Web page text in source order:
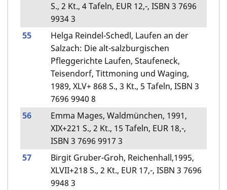
S., 2 Kt., 4 Tafeln, EUR 12,-, ISBN 3 7696
9934 3
55
Helga Reindel-Schedl, Laufen an der
Salzach: Die alt-salzburgischen
Pfleggerichte Laufen, Staufeneck,
Teisendorf, Tittmoning und Waging,
1989, XLV+ 868 S., 3 Kt., 5 Tafeln, ISBN 3
7696 9940 8
56
Emma Mages, Waldmünchen, 1991,
XIX+221 S., 2 Kt., 15 Tafeln, EUR 18,-,
ISBN 3 7696 9917 3
57
Birgit Gruber-Groh, Reichenhall,1995,
XLVII+218 S., 2 Kt., EUR 17,-, ISBN 3 7696
9948 3